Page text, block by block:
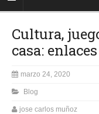
Cultura,
casa:
marzo 24, 2020
Blog
jose carlos muñoz